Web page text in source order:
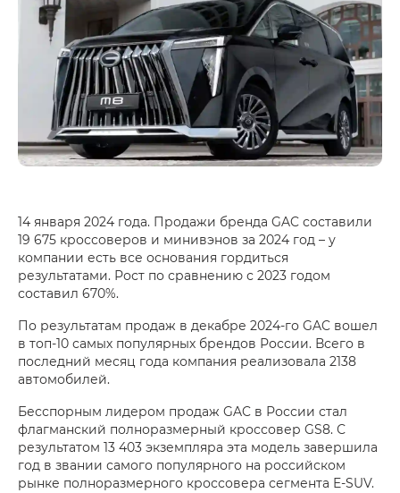
14 января 2024 года. Продажи бренда GAC составили
19 675 кроссоверов и минивэнов за 2024 год – у
компании есть все основания гордиться
результатами. Рост по сравнению с 2023 годом
составил 670%.
По результатам продаж в декабре 2024-го GAC вошел
в топ-10 самых популярных брендов России. Всего в
последний месяц года компания реализовала 2138
автомобилей.
Бесспорным лидером продаж GAC в России стал
флагманский полноразмерный кроссовер GS8. С
результатом 13 403 экземпляра эта модель завершила
год в звании самого популярного на российском
рынке полноразмерного кроссовера сегмента E-SUV.